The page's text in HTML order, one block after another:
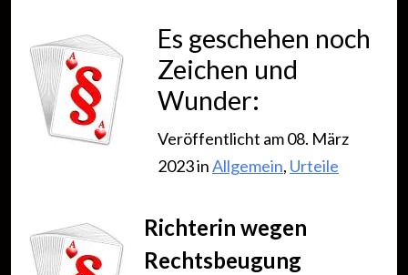
Es geschehen noch
Zeichen und
Wunder:
Veröffentlicht am 08. März
2023 inAllgemein, Urteile
Richterin wegen
Rechtsbeugung